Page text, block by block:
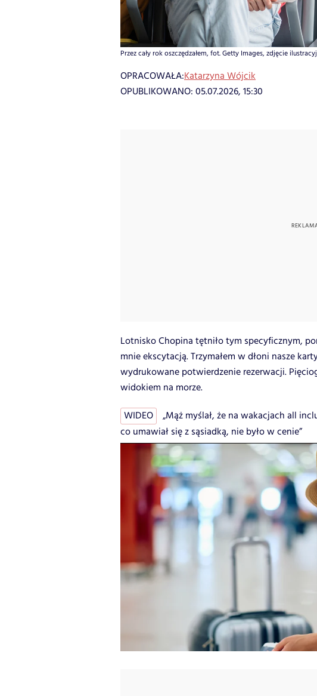
Przez cały rok oszczędzałem, fot. Getty Images, zdjęcie
OPRACOWAŁA:Katarzyna Wójcik
OPUBLIKOWANO: 05.07.2026, 15:30
Lotnisko Chopina tętniło tym specyficznym,
mnie ekscytacją. Trzymałem w dłoni nasze
wydrukowane potwierdzenie rezerwacji.
widokiem na morze.
WIDEO
„Mąż myślał, że na wakacjach all
co umawiał się z sąsiadką, nie było w cenie”